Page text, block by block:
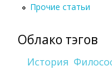
Прочие статьи
Облако тэгов
История